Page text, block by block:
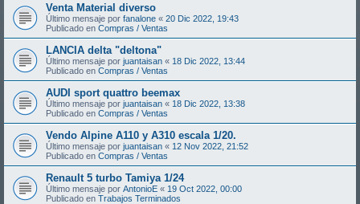
Venta Material diverso
Último mensaje por fanalone « 20 Dic 2022, 19:43
Publicado en Compras / Ventas
LANCIA delta "deltona"
Último mensaje por juantaisan « 18 Dic 2022, 13:44
Publicado en Compras / Ventas
AUDI sport quattro beemax
Último mensaje por juantaisan « 18 Dic 2022, 13:38
Publicado en Compras / Ventas
Vendo Alpine A110 y A310 escala 1/20.
Último mensaje por juantaisan « 12 Nov 2022, 21:52
Publicado en Compras / Ventas
Renault 5 turbo Tamiya 1/24
Último mensaje por AntonioE « 19 Oct 2022, 00:00
Publicado en Trabajos Terminados